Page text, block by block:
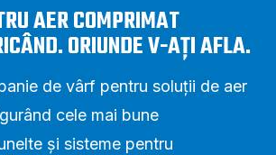
AER COMPRIMAT
ORIUNDE V-AȚI AFLA.
de vârf pentru soluții de aer
cele mai bune
și sisteme pentru